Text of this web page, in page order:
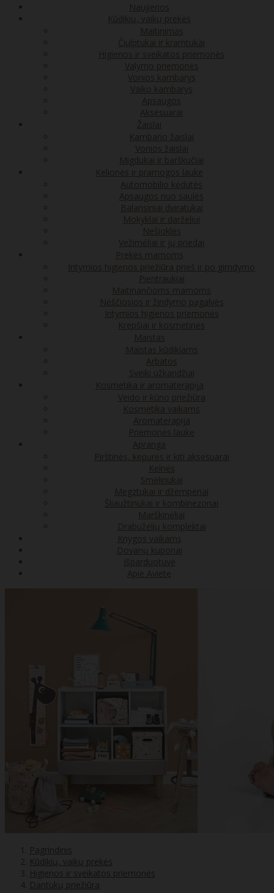
Naujienos
Kūdikių, vaikų prekės
Maitinimas
Čiulptukai ir kramtukai
Higienos ir sveikatos priemonės
Valymo priemonės
Vonios kambarys
Vaiko kambarys
Apsaugos
Aksesuarai
Žaislai
Kambario žaislai
Vonios žaislai
Migdukai ir barškučiai
Kelionės ir pramogos lauke
Automobilio kėdutės
Apsaugos nuo saulės
Balansiniai dviratukai
Mokyklai ir darželiui
Nešioklės
Vežimėliai ir jų priedai
Prekės mamoms
Intymios higienos priežiūra prieš ir po gimdymo
Pientraukiai
Maitinančioms mamoms
Nėščiosios ir žindymo pagalvės
Intymios higienos priemonės
Krepšiai ir kosmetinės
Maistas
Maistas kūdikiams
Arbatos
Sveiki užkandžiai
Kosmetika ir aromaterapija
Veido ir kūno priežiūra
Kosmetika vaikams
Aromaterapija
Priemonės lauke
Apranga
Pirštinės, kepurės ir kiti aksesuarai
Kelnės
Smėlinukai
Megztukai ir džemperiai
Šliaužtinukai ir kombinezonai
Marškinėliai
Drabužėlių komplektai
Knygos vaikams
Dovanų kuponai
Išparduotuvė
Apie Avietę
Pagrindinis
Kūdikių, vaikų prekės
Higienos ir sveikatos priemonės
Dantukų priežiūra